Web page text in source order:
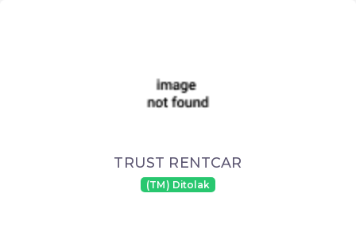
TRUST RENTCAR
(TM) Ditolak